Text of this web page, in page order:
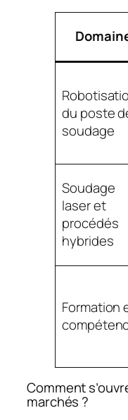
du poste
soudage
Soudage
laser et
procédés
hybrides
Formation
Comment
marchés ?